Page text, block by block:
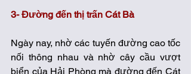
3- Đường đến thị trấn Cát Bà
Ngày nay, nhờ các tuyến đường cao tốc
nối thông nhau và nhờ cây cầu vượt
biển của Hải Phòng mà đường đến Cát